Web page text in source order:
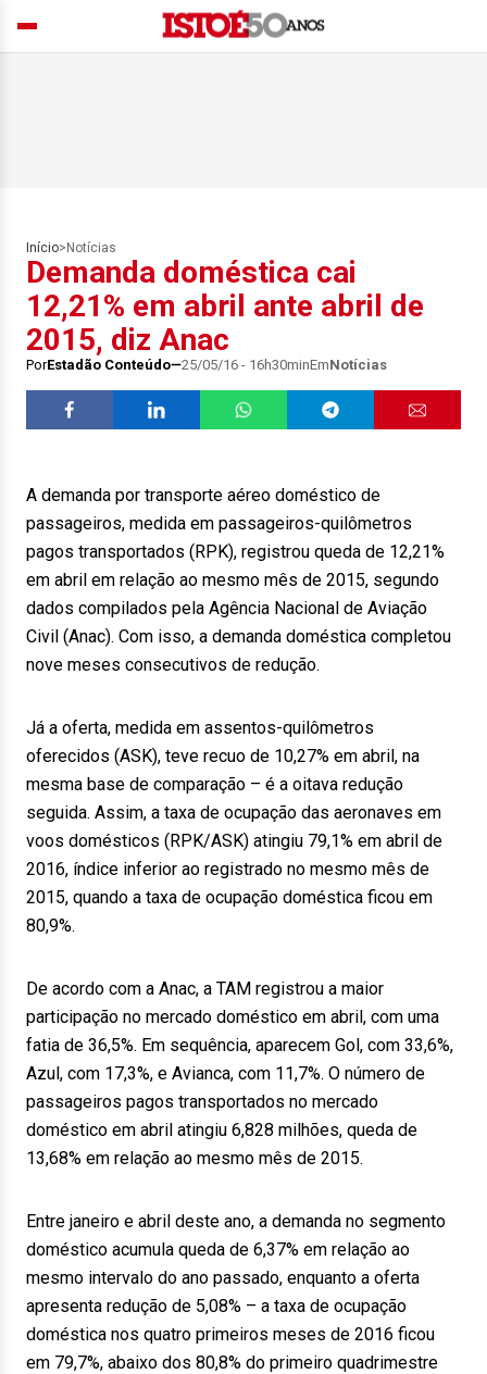
Início> Notícias
Demanda doméstica cai
12,21% em abril ante abril de
2015, diz Anac
PorEstadão Conteúdo 25/05/16 - 16h30minEmNotícias
A demanda por transporte aéreo doméstico de
passageiros, medida em passageiros-quilômetros
pagos transportados (RPK), registrou queda de 12,21%
em abril em relação ao mesmo mês de 2015, segundo
dados compilados pela Agência Nacional de Aviação
Civil (Anac). Com isso, a demanda doméstica completou
nove meses consecutivos de redução.
Já a oferta, medida em assentos-quilômetros
oferecidos (ASK), teve recuo de 10,27% em abril, na
mesma base de comparação – é a oitava redução
seguida. Assim, a taxa de ocupação das aeronaves em
voos domésticos (RPK/ASK) atingiu 79,1% em abril de
2016, índice inferior ao registrado no mesmo mês de
2015, quando a taxa de ocupação doméstica ficou em
80,9%.
De acordo com a Anac, a TAM registrou a maior
participação no mercado doméstico em abril, com uma
fatia de 36,5%. Em sequência, aparecem Gol, com 33,6%,
Azul, com 17,3%, e Avianca, com 11,7%. O número de
passageiros pagos transportados no mercado
doméstico em abril atingiu 6,828 milhões, queda de
13,68% em relação ao mesmo mês de 2015.
Entre janeiro e abril deste ano, a demanda no segmento
doméstico acumula queda de 6,37% em relação ao
mesmo intervalo do ano passado, enquanto a oferta
apresenta redução de 5,08% – a taxa de ocupação
doméstica nos quatro primeiros meses de 2016 ficou
em 79,7%, abaixo dos 80,8% do primeiro quadrimestre